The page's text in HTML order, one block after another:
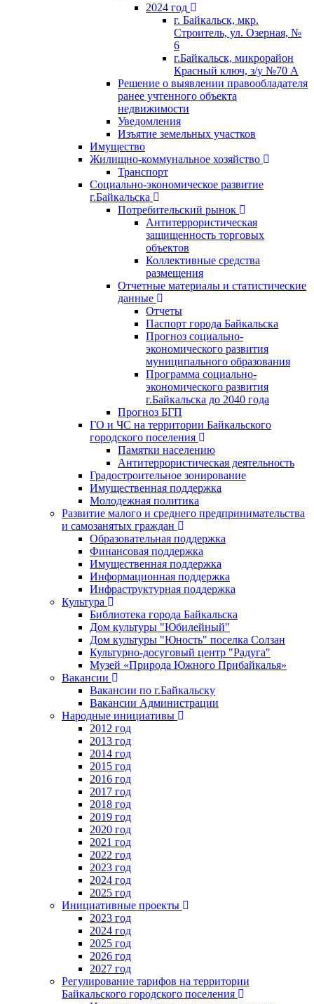
2024 год
г. Байкальск, мкр.
Строитель, ул. Озерная, №
6
г.Байкальск, микрорайон
Красный ключ, з/у №70 А
Решение о выявлении правообладателя
ранее учтенного объекта
недвижимости
Уведомления
Изъятие земельных участков
Имущество
Жилищно-коммунальное хозяйство
Транспорт
Социально-экономическое развитие
г.Байкальска
Потребительский рынок
Антитеррористическая
защищенность торговых
объектов
Коллективные средства
размещения
Отчетные материалы и статистические
данные
Отчеты
Паспорт города Байкальска
Прогноз социально-
экономического развития
муниципального образования
Программа социально-
экономического развития
г.Байкальска до 2040 года
Прогноз БГП
ГО и ЧС на территории Байкальского
городского поселения
Памятки населению
Антитеррористическая деятельность
Градостроительное зонирование
Имущественная поддержка
Молодежная политика
Развитие малого и среднего предпринимательства
и самозанятых граждан
Образовательная поддержка
Финансовая поддержка
Имущественная поддержка
Информационная поддержка
Инфраструктурная поддержка
Культура
Библиотека города Байкальска
Дом культуры "Юбилейный"
Дом культуры "Юность" поселка Солзан
Культурно-досуговый центр "Радуга"
Музей «Природа Южного Прибайкалья»
Вакансии
Вакансии по г.Байкальску
Вакансии Администрации
Народные инициативы
2012 год
2013 год
2014 год
2015 год
2016 год
2017 год
2018 год
2019 год
2020 год
2021 год
2022 год
2023 год
2024 год
2025 год
Инициативные проекты
2023 год
2024 год
2025 год
2026 год
2027 год
Регулирование тарифов на территории
Байкальского городского поселения